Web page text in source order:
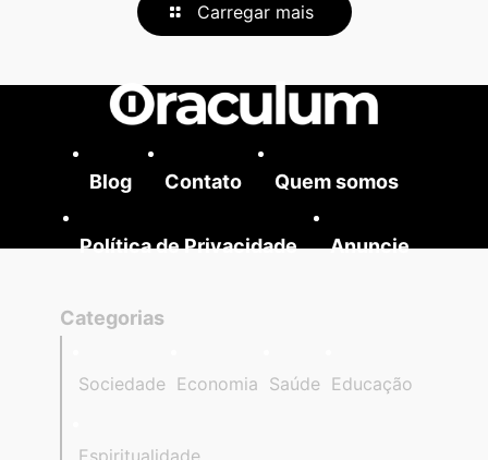
Carregar mais
Blog Contato Quem somos
Política de Privacidade Anuncie
Categorias
Sociedade Economia Saúde Educação